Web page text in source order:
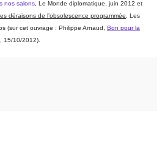
nos salons , Le Monde diplomatique, juin 2012 et
déraisons de l’obsolescence programmée , Les
(sur cet ouvrage : Philippe Arnaud, Bon pour la
15/10/2012).